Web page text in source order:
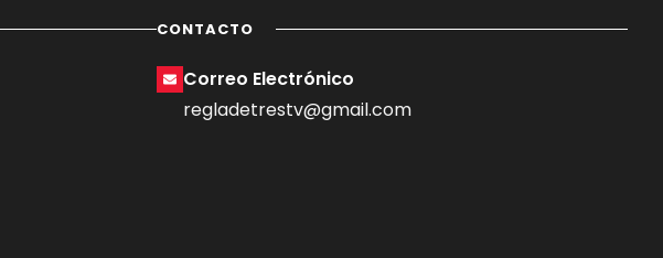
CONTACTO
Correo Electrónico
regladetrestv@gmail.com